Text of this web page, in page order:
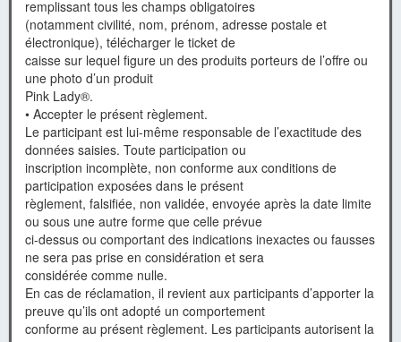
remplissant tous les champs obligatoires
(notamment civilité, nom, prénom, adresse postale et
électronique), télécharger le ticket de
caisse sur lequel figure un des produits porteurs de l’offre ou
une photo d’un produit
Pink Lady®.
• Accepter le présent règlement.
Le participant est lui-même responsable de l’exactitude des
données saisies. Toute participation ou
inscription incomplète, non conforme aux conditions de
participation exposées dans le présent
règlement, falsifiée, non validée, envoyée après la date limite
ou sous une autre forme que celle prévue
ci-dessus ou comportant des indications inexactes ou fausses
ne sera pas prise en considération et sera
considérée comme nulle.
En cas de réclamation, il revient aux participants d’apporter la
preuve qu’ils ont adopté un comportement
conforme au présent règlement. Les participants autorisent la